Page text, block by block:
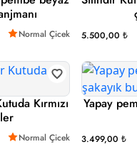
Normal Çicek 5.500,00 ₺
Kırmızı
Normal Çicek
Yapay
3.499,00 ₺